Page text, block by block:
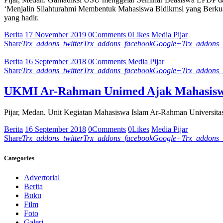
‘Menjalin Silahturahmi Membentuk Mahasiswa Bidikmsi yang
yang hadir.
Berita 17 November 2019 0Comments 0Likes Media Pijar
ShareTrx_addons_twitterTrx_addons_facebookGoogle+
Berita 16 September 2018 0Comments Media Pijar
ShareTrx_addons_twitterTrx_addons_facebookGoogle+
UKMI Ar-Rahman Unimed Ajak
Pijar, Medan. Unit Kegiatan Mahasiswa Islam Ar-Rahman
Berita 16 September 2018 0Comments 0Likes Media Pijar
ShareTrx_addons_twitterTrx_addons_facebookGoogle+
Categories
Advertorial
Berita
Buku
Film
Foto